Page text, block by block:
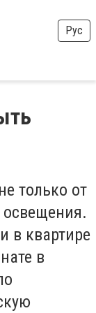
Рус
только от
освещения.
в квартире
в